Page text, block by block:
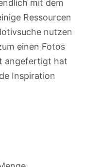
mit dem
Ressourcen
nutzen
einen Fotos
angefertigt hat
Inspiration